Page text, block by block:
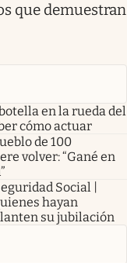
que demuestran
en la rueda del
cómo actuar
de 100
volver: “Gané en
Social |
hayan
su jubilación